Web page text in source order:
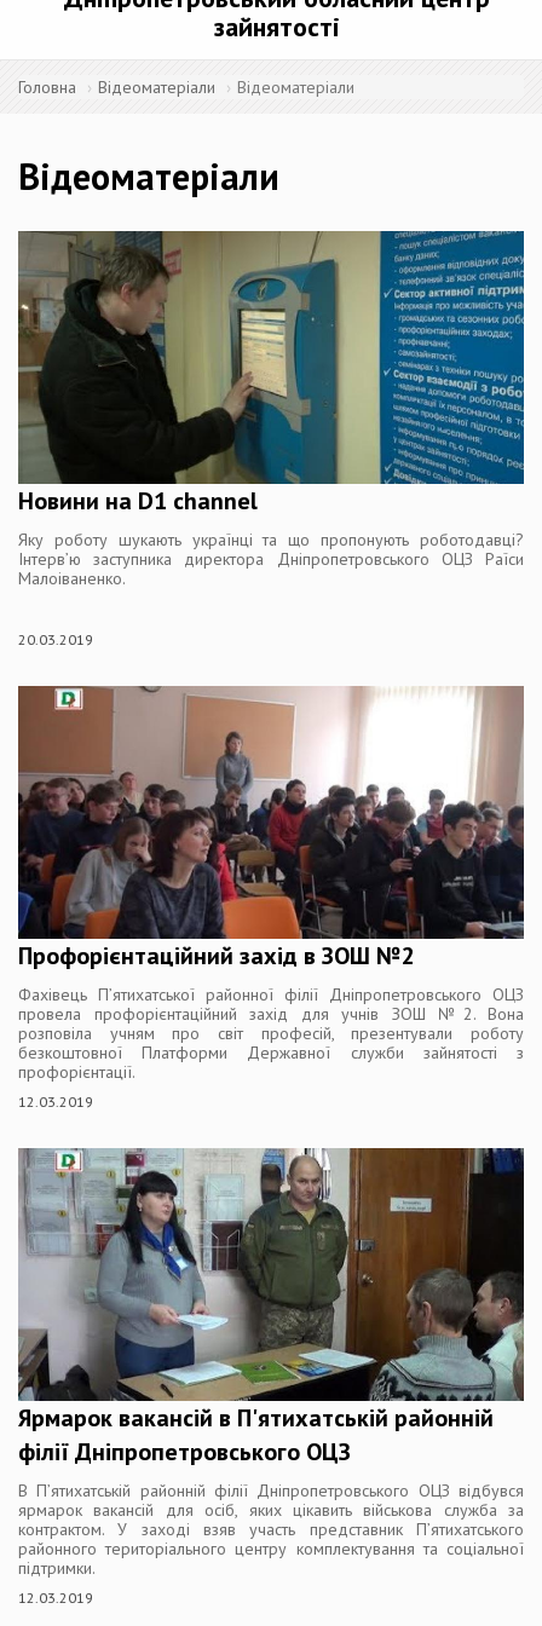
зайнятості
Головна Відеоматеріали Відеоматеріали
Відеоматеріали
Новини на D1 channel
Яку роботу шукають українці та що пропонують роботодавці?
Інтерв’ю заступника директора Дніпропетровського ОЦЗ Раїси
Малоіваненко.
20.03.2019
Профорієнтаційний захід в ЗОШ №2
Фахівець П’ятихатської районної філії Дніпропетровського ОЦЗ
провела профорієнтаційний захід для учнів ЗОШ №2. Вона
розповіла учням про світ професій, презентували роботу
безкоштовної Платформи Державної служби зайнятості з
профорієнтації.
12.03.2019
Ярмарок вакансій в П'ятихатській районній
філії Дніпропетровського ОЦЗ
В П’ятихатській районній філії Дніпропетровського ОЦЗ відбувся
ярмарок вакансій для осіб, яких цікавить військова служба за
контрактом. У заході взяв участь представник П’ятихатського
районного територіального центру комплектування та соціальної
підтримки.
12.03.2019